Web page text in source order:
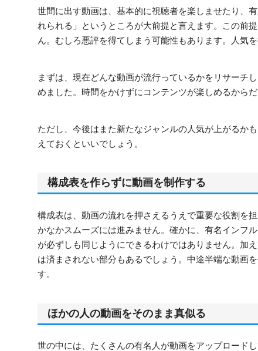
世間に出す動画は、基本的に視聴者を楽しませたり、
れられる」というところが大前提と言えます。この前
ん。むしろ悪評を得てしまう可能性もあります。人気
まずは、現在どんな動画が流行っているかをリサーチ
めました。時間をかけずにコンテンツが楽しめるから
ただし、今後はまた新たなジャンルの人気が上がるか
えておくといいでしょう。
構成表を作らずに動画を制作する
構成表は、動画の流れを押さえるうえで重要な役割を
かなかスムーズには進みません。確かに、有名インフ
が必ずしも同じようにできるわけではありません。加
は済まされない部分もあるでしょう。中途半端な動画
す。
ほかの人の動画をそのまま真似る
世の中には、たくさんの有名人が動画をアップロード